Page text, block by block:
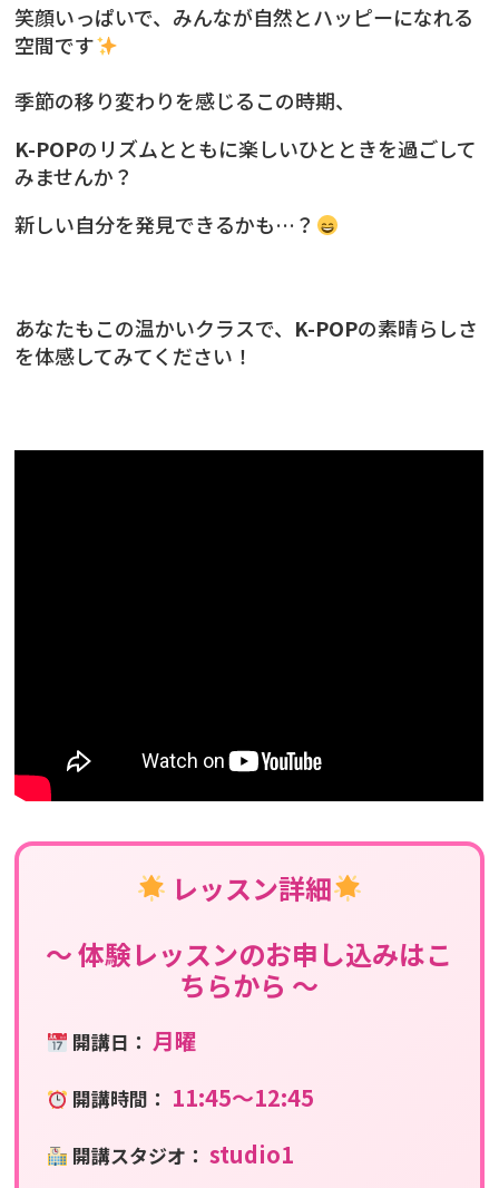
笑顔いっぱいで、みんなが自然とハッピーになれる
空間です
季節の移り変わりを感じるこの時期、
K-POPのリズムとともに楽しいひとときを過ごして
みませんか？
新しい自分を発見できるかも…？
あなたもこの温かいクラスで、 K-POPの素晴らしさ
を体感してみてください！
レッスン詳細
〜 体験レッスンのお申し込みはこ
ちらから 〜
開講日： 月曜
開講時間： 11:45〜12:45
開講スタジオ： studio1